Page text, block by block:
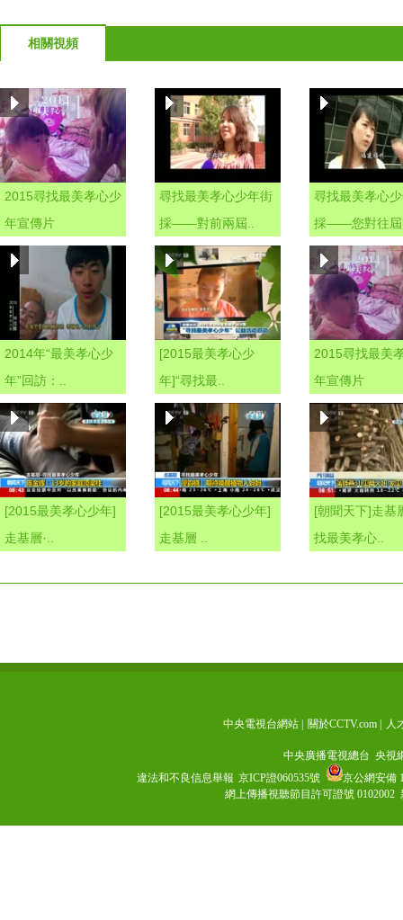
相關視頻
2015尋找最美孝心少
年宣傳片
尋找最美孝心少年街
採——對前兩屆..
尋找最美孝心
採——您對往
2014年“最美孝心少
年”回訪：..
[2015最美孝心少
年]“尋找最..
2015尋找最美
年宣傳片
[2015最美孝心少年]
走基層·..
[2015最美孝心少年]
走基層 ..
[朝聞天下]走基
找最美孝心..
中央電視台網站 關於CCTV.com 人
中央廣播電視總台 央視
違法和不良信息舉報 京ICP證060535號
京公網安備
網上傳播視聽節目許可證號 0102002